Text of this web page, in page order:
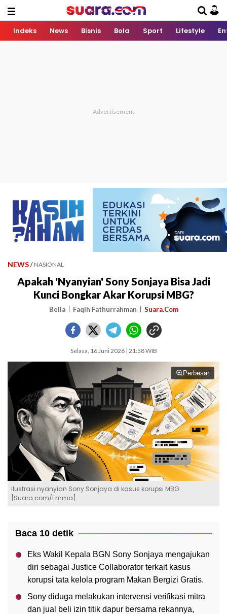
Indeks News Bisnis Bola Sport Lifestyle
NEWS / NASIONAL
Apakah 'Nyanyian' Sony Sonjaya Bisa Jadi
Kunci Bongkar Akar Korupsi MBG?
Bella Faqih Fathurrahman Suara.Com
Selasa, 16 Juni 2026 | 21:58 WIB
Perbesar
Ilustrasi nyanyian Sony Sonjaya di kasus korupsi MBG.
[Suara.com/Emma]
Baca 10 detik
Eks Wakil Kepala BGN Sony Sonjaya mengajukan
diri sebagai Justice Collaborator terkait kasus
korupsi tata kelola program Makan Bergizi Gratis.
Sony diduga melakukan intervensi verifikasi mitra
dan jual beli izin titik dapur bersama rekannya,